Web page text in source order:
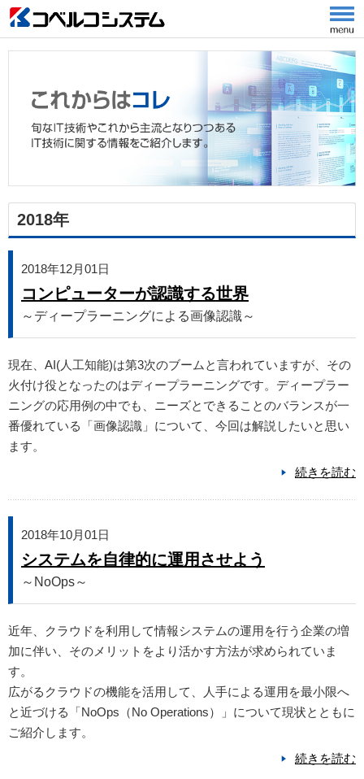
2018年
2018年12月01日
コンピューターが認識する世界
～ディープラーニングによる画像認識～
現在、AI(人工知能)は第3次のブームと言われていますが、その
火付け役となったのはディープラーニングです。ディープラー
ニングの応用例の中でも、ニーズとできることのバランスが一
番優れている「画像認識」について、今回は解説したいと思い
ます。
続きを読む
2018年10月01日
システムを自律的に運用させよう
～NoOps～
近年、クラウドを利用して情報システムの運用を行う企業の増
加に伴い、そのメリットをより活かす方法が求められていま
す。
広がるクラウドの機能を活用して、人手による運用を最小限へ
と近づける「NoOps（No Operations）」について現状とともに
ご紹介します。
続きを読む